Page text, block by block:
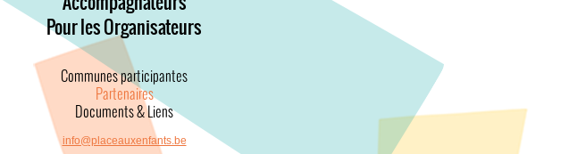
Pour les Organisateurs
Communes participantes
Partenaires
Documents & Liens
info@placeauxenfants.be